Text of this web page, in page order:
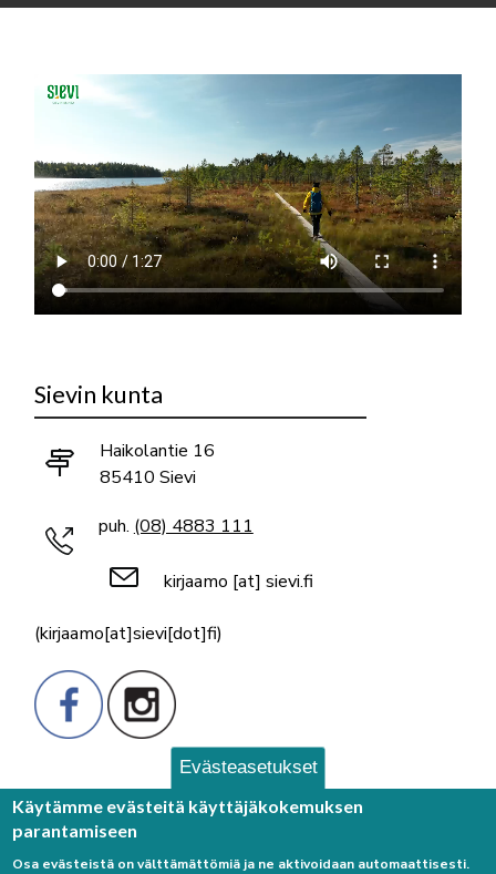
Sievin kunta
Haikolantie 16
85410 Sievi
puh. (08) 4883 111
kirjaamo [at] sievi.fi
(kirjaamo[at]sievi[dot]fi)
Palaute
Evästeasetukset
Käytämme evästeitä käyttäjäkokemuksen
parantamiseen
Osa evästeistä on välttämättömiä ja ne aktivoidaan automaattisesti.